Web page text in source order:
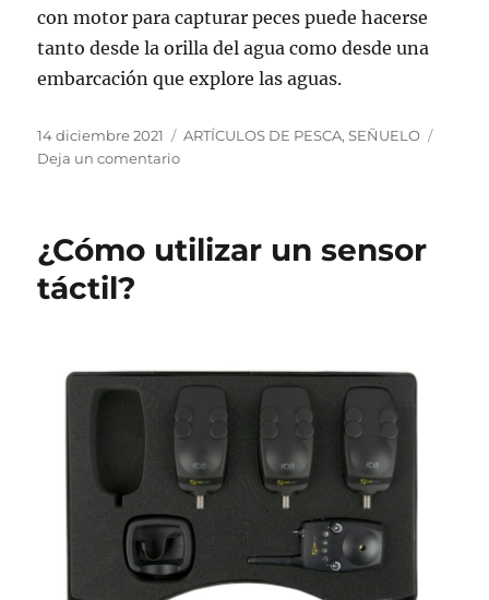
con motor para capturar peces puede hacerse
tanto desde la orilla del agua como desde una
embarcación que explore las aguas.
Publicado
el
14 diciembre 2021 Categorías
ARTÍCULOS DE PESCA,SEÑUELO
Deja un comentarioen
los
¿Cómo utilizar un sensor
táctil?